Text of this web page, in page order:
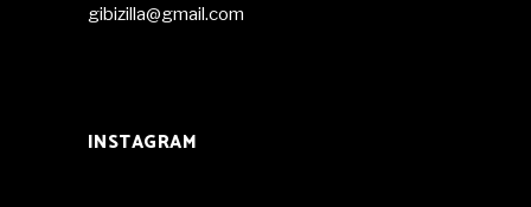
gibizilla@gmail.com
INSTAGRAM